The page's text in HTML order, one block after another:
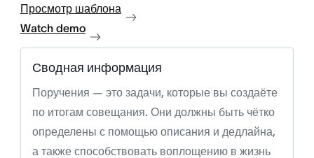
Просмотр шаблона
Watch demo
Сводная информация
Поручения — это задачи, которые вы создаёте
по итогам совещания. Они должны быть чётко
определены с помощью описания и дедлайна,
а также способствовать воплощению в жизнь